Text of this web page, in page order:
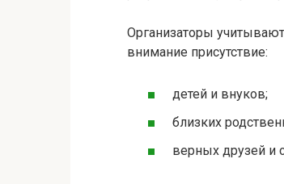
Организаторы
внимание присутствие:
детей и внуков;
близких
верных друзей и